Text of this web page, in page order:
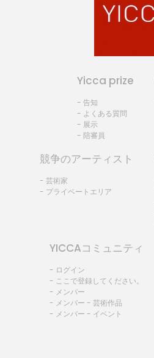
Yicca prize
- 告知
- よくある質問
- 展示
- 陪審員
競争のアーティスト
- 芸術家
- プライベートエリア
YICCAコミュニティ
- ログイン
- ここで登録してください。
- メンバー
- メンバー - 芸術作品
- メンバー - イベント